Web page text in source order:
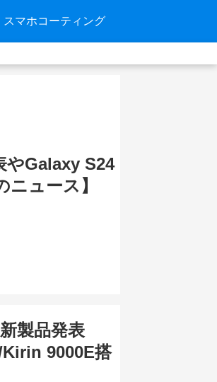
スマホコーティング
やGalaxy S24
ュース】
製品発表
Kirin 9000E搭